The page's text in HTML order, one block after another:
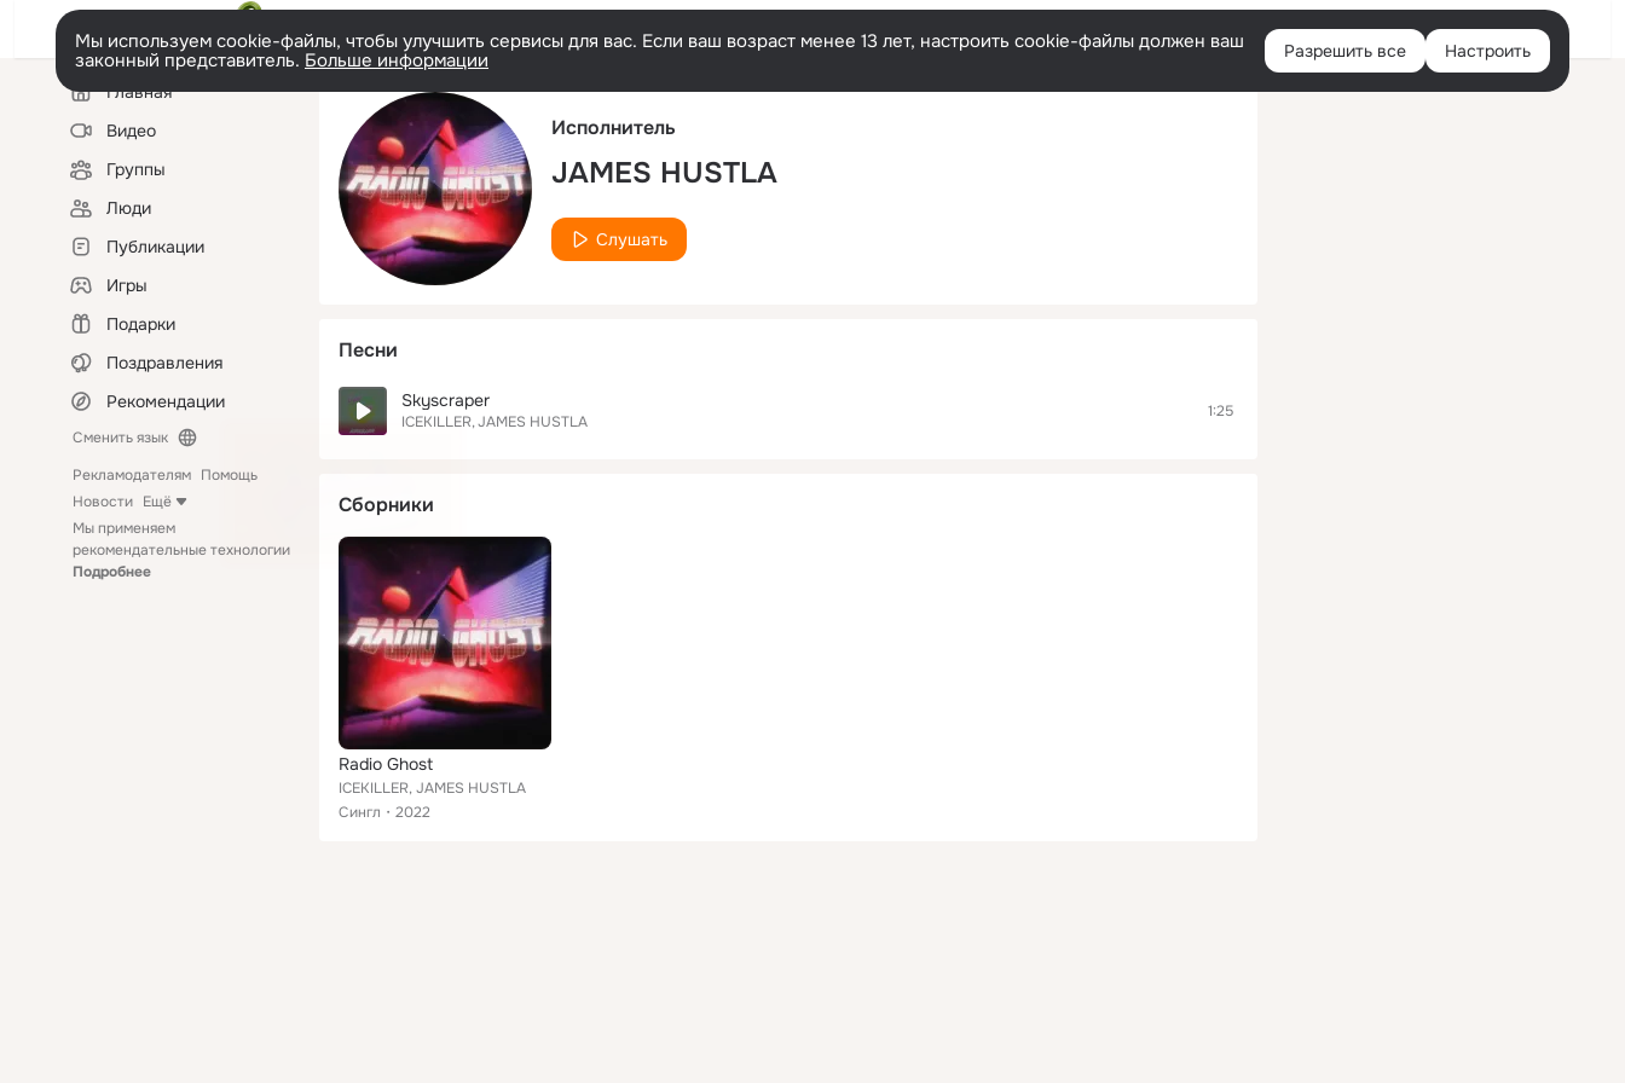
Русский Войти
Мы используем cookie-файлы, чтобы улучшить сервисы для вас. Если ваш возраст менее 13 лет, настроить cookie-файлы должен ваш
законный представитель. Больше информации Разрешить все Настроить
Левая
колонкаГлавная
Видео
Группы
Люди
Публикации
Игры
Подарки
Поздравления
Рекомендации
Сменить язык
Рекламодателям Помощь
Новости Ещё
Мы применяем
рекомендательные технологии
Подробнее
Исполнитель
JAMES HUSTLA
Слушать
Песни
Skyscraper
ICEKILLER JAMES HUSTLA
1:25
Сборники
Radio Ghost
ICEKILLER, JAMES HUSTLA
Сингл
2022